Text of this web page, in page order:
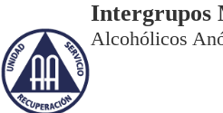
Intergrupos
Alcohólicos